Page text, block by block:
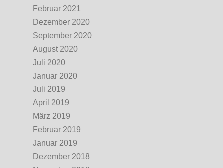
Februar 2021
Dezember 2020
September 2020
August 2020
Juli 2020
Januar 2020
Juli 2019
April 2019
März 2019
Februar 2019
Januar 2019
Dezember 2018